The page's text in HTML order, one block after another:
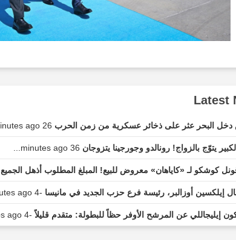
Latest
دخل البحر عثر على ذخائر عسكرية من زمن الحرب 26 minutes ago...
يتوّج بالزواج! رونالدو وجورجينا يتزوجان 36 minutes ago...
كوشكو لـ «كاياهان» معروض للبيع! المبلغ المطلوب أذهل الجميع
إيلكسين أوزالبر، رئيسة فرع حزب الجديد في مانيسا -4 minutes ago...
إيليجاللي عن المرشح الأوفر حظاً للبطولة: متقدم قليلاً -4 minutes ago...